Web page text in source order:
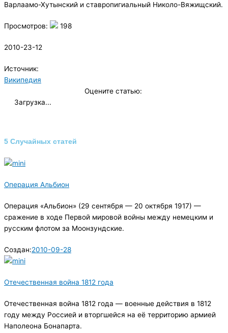
Варлаамо-Хутынский и ставропигиальный Николо-Вяжищский.
Просмотров: 198
2010-23-12
Источник:
Википедия
Оцените статью:
Загрузка...
5 Случайных статей
Операция Альбион
Операция «Альбион» (29 сентября — 20 октября 1917) —
сражение в ходе Первой мировой войны между немецким и
русским флотом за Моонзундские.
Создан:2010-09-28
Отечественная война 1812 года
Отечественная война 1812 года — военные действия в 1812
году между Россией и вторгшейся на её территорию армией
Наполеона Бонапарта.